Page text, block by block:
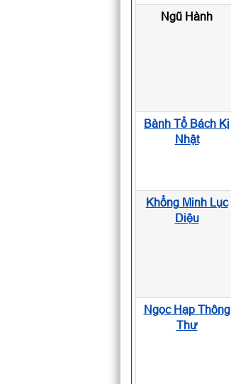
Ngũ Hành
Bành Tổ Bách Kị
Nhật
Khổng Minh Lục
Diệu
Ngọc Hạp Thông
Thư